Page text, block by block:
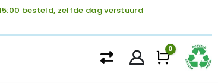
besteld, zelfde dag verstuurd
0